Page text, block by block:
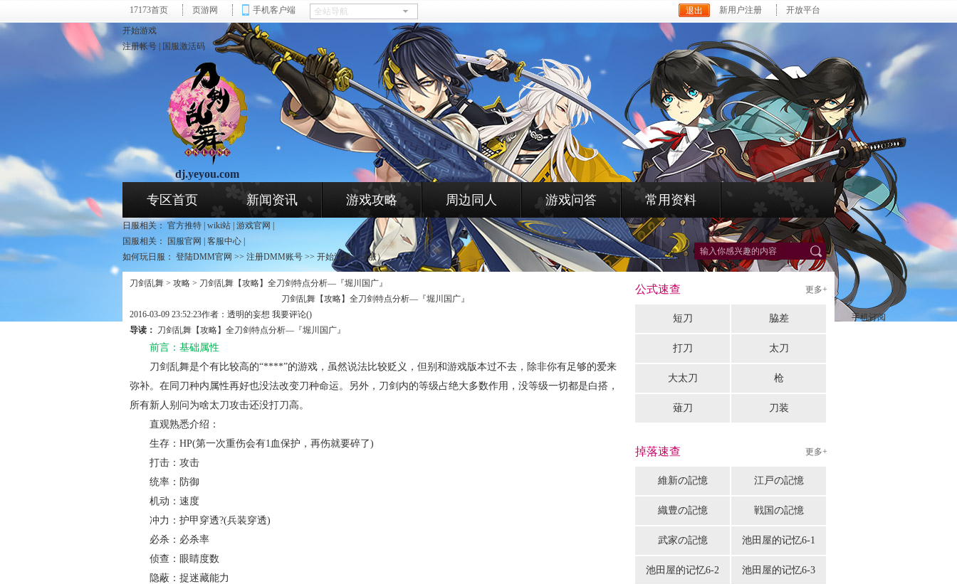
17173首页 页游网 手机客户端 新用户注册 开放平台
dj.yeyou.com
页游网 - 刀剑乱舞专区
专区首页 新闻资讯 游戏攻略 周边同人 游戏问答 常用资料
日服相关： 官方推特 wiki站 游戏官网
国服相关：
国服官网 客服中心
如何玩日服： 登陆DMM官网 >> 注册DMM账号 >> 开始游戏（日服）
开始游戏
注册帐号
国服激活码
*
刀剑乱舞 > 攻略 > 刀剑乱舞【攻略】全刀剑特点分析—『堀川国广』
刀剑乱舞【攻略】全刀剑特点分析—『堀川国广』
2016-03-09 23:52:23作者：透明的妄想 手机订阅
我要评论()
导读： 刀剑乱舞【攻略】全刀剑特点分析—『堀川国广』
前言：基础属性
刀剑乱舞是个有比较高的“****”的游戏，虽然说法比较贬义，但别和游戏版本过不去，除非你有足够的爱来
弥补。在同刀种内属性再好也没法改变刀种命运。另外，刀剑内的等级占绝大多数作用，没等级一切都是白搭，
所有新人别问为啥太刀攻击还没打刀高。
直观熟悉介绍：
生存： HP(第一次重伤会有1血保护，再伤就要碎了)
打击： 攻击
统率： 防御
机动： 速度
冲力： 护甲穿透?(兵装穿透)
必杀： 必杀率
侦查： 眼睛度数
隐蔽： 捉迷藏能力
公式速查 更多+
短刀 脇差
打刀 太刀
大太刀 枪
薙刀 刀装
掉落速查 更多+
維新の記憶 江戸の記憶
織豊の記憶 戦国の記憶
武家の記憶 池田屋的记忆6-1
池田屋的记忆6-2 池田屋的记忆6-3